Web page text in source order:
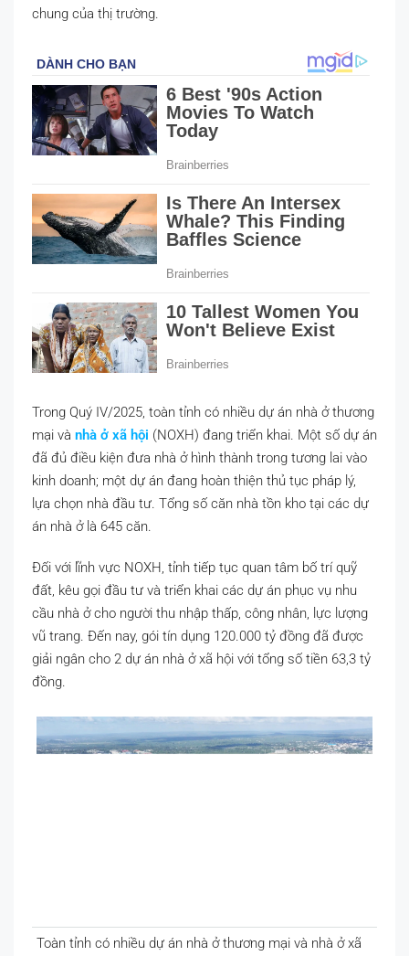
chung của thị trường.
Trong Quý IV/2025, toàn tỉnh có nhiều dự án nhà ở thương
mại và nhà ở xã hội (NOXH) đang triển khai. Một số dự án
đã đủ điều kiện đưa nhà ở hình thành trong tương lai vào
kinh doanh; một dự án đang hoàn thiện thủ tục pháp lý,
lựa chọn nhà đầu tư. Tổng số căn nhà tồn kho tại các dự
án nhà ở là 645 căn.
Đối với lĩnh vực NOXH, tỉnh tiếp tục quan tâm bố trí quỹ
đất, kêu gọi đầu tư và triển khai các dự án phục vụ nhu
cầu nhà ở cho người thu nhập thấp, công nhân, lực lượng
vũ trang. Đến nay, gói tín dụng 120.000 tỷ đồng đã được
giải ngân cho 2 dự án nhà ở xã hội với tổng số tiền 63,3 tỷ
đồng.
Toàn tỉnh có nhiều dự án nhà ở thương mại và nhà ở xã